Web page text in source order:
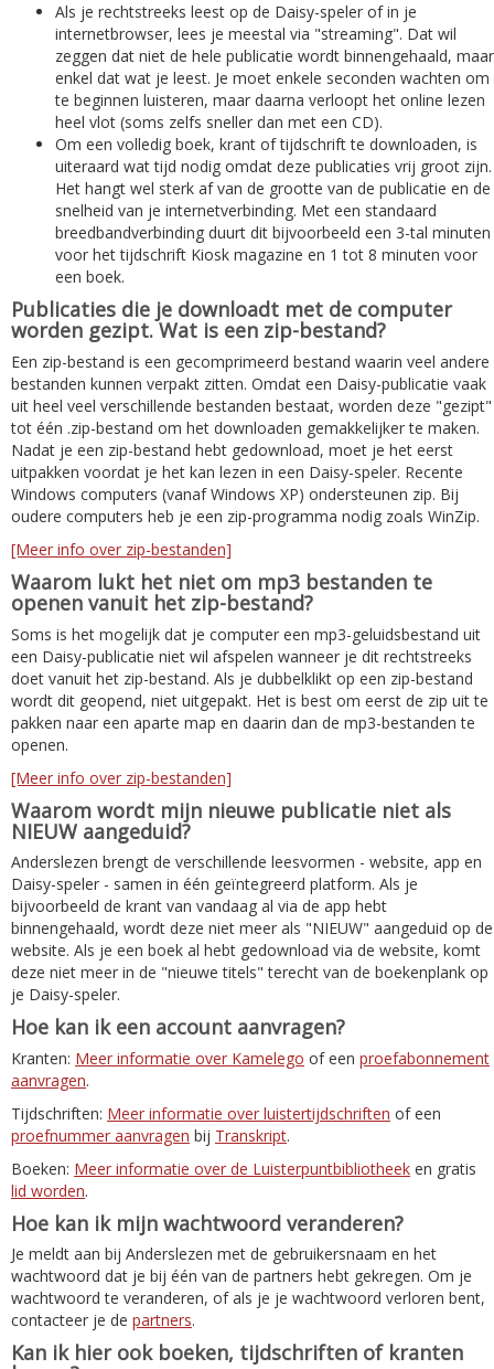
Als je rechtstreeks leest op de Daisy-speler of in je
internetbrowser, lees je meestal via "streaming". Dat wil
zeggen dat niet de hele publicatie wordt binnengehaald, maar
enkel dat wat je leest. Je moet enkele seconden wachten om
te beginnen luisteren, maar daarna verloopt het online lezen
heel vlot (soms zelfs sneller dan met een CD).
Om een volledig boek, krant of tijdschrift te downloaden, is
uiteraard wat tijd nodig omdat deze publicaties vrij groot zijn.
Het hangt wel sterk af van de grootte van de publicatie en de
snelheid van je internetverbinding. Met een standaard
breedbandverbinding duurt dit bijvoorbeeld een 3-tal minuten
voor het tijdschrift Kiosk magazine en 1 tot 8 minuten voor
een boek.
Publicaties die je downloadt met de computer
worden gezipt. Wat is een zip-bestand?
Een zip-bestand is een gecomprimeerd bestand waarin veel andere
bestanden kunnen verpakt zitten. Omdat een Daisy-publicatie vaak
uit heel veel verschillende bestanden bestaat, worden deze "gezipt"
tot één .zip-bestand om het downloaden gemakkelijker te maken.
Nadat je een zip-bestand hebt gedownload, moet je het eerst
uitpakken voordat je het kan lezen in een Daisy-speler. Recente
Windows computers (vanaf Windows XP) ondersteunen zip. Bij
oudere computers heb je een zip-programma nodig zoals WinZip.
[Meer info over zip-bestanden]
Waarom lukt het niet om mp3 bestanden te
openen vanuit het zip-bestand?
Soms is het mogelijk dat je computer een mp3-geluidsbestand uit
een Daisy-publicatie niet wil afspelen wanneer je dit rechtstreeks
doet vanuit het zip-bestand. Als je dubbelklikt op een zip-bestand
wordt dit geopend, niet uitgepakt. Het is best om eerst de zip uit te
pakken naar een aparte map en daarin dan de mp3-bestanden te
openen.
[Meer info over zip-bestanden]
Waarom wordt mijn nieuwe publicatie niet als
NIEUW aangeduid?
Anderslezen brengt de verschillende leesvormen - website, app en
Daisy-speler - samen in één geïntegreerd platform. Als je
bijvoorbeeld de krant van vandaag al via de app hebt
binnengehaald, wordt deze niet meer als "NIEUW" aangeduid op de
website. Als je een boek al hebt gedownload via de website, komt
deze niet meer in de "nieuwe titels" terecht van de boekenplank op
je Daisy-speler.
Hoe kan ik een account aanvragen?
Kranten: Meer informatie over Kamelego of een proefabonnement
aanvragen.
Tijdschriften: Meer informatie over luistertijdschriften of een
proefnummer aanvragen bij Transkript.
Boeken: Meer informatie over de Luisterpuntbibliotheek en gratis
lid worden.
Hoe kan ik mijn wachtwoord veranderen?
Je meldt aan bij Anderslezen met de gebruikersnaam en het
wachtwoord dat je bij één van de partners hebt gekregen. Om je
wachtwoord te veranderen, of als je je wachtwoord verloren bent,
contacteer je de partners.
Kan ik hier ook boeken, tijdschriften of kranten